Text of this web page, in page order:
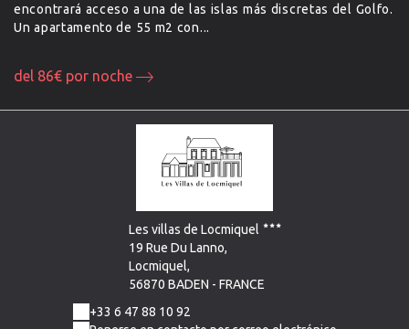
encontrará acceso a una de las islas más discretas del Golfo.
Un apartamento de 55 m2 con...
del 86€ por noche
Les villas de Locmiquel
19 Rue Du Lanno,
Locmiquel,
56870 BADEN - FRANCE
+33 6 47 88 10 92